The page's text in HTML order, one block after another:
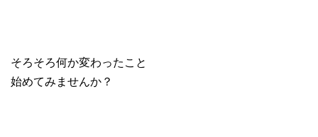
そろそろ何か変わったこと
始めてみませんか？